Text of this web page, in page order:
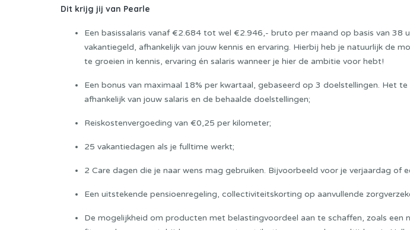
Dit krijg jij van Pearle
Een basissalaris vanaf €2.684 tot wel €2.946,- bruto per maand op basis van 38
vakantiegeld, afhankelijk van jouw kennis en ervaring. Hierbij heb je natuurlijk de
te groeien in kennis, ervaring én salaris wanneer je hier de ambitie voor hebt!
Een bonus van maximaal 18% per kwartaal, gebaseerd op 3 doelstellingen. Het te
afhankelijk van jouw salaris en de behaalde doelstellingen;
Reiskostenvergoeding van €0,25 per kilometer;
25 vakantiedagen als je fulltime werkt;
2 Care dagen die je naar wens mag gebruiken. Bijvoorbeeld voor je verjaardag of
Een uitstekende pensioenregeling, collectiviteitskorting op aanvullende
De mogelijkheid om producten met belastingvoordeel aan te schaffen, zoals een